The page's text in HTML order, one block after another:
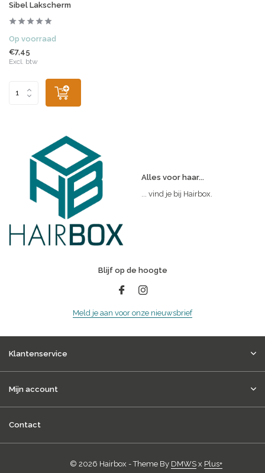
Sibel Lakscherm
Op voorraad
€7,45
Excl. btw
Alles voor haar...
... vind je bij Hairbox.
Blijf op de hoogte
Meld je aan voor onze nieuwsbrief
Klantenservice
Mijn account
Contact
© 2026 Hairbox - Theme By DMWSx Plus+